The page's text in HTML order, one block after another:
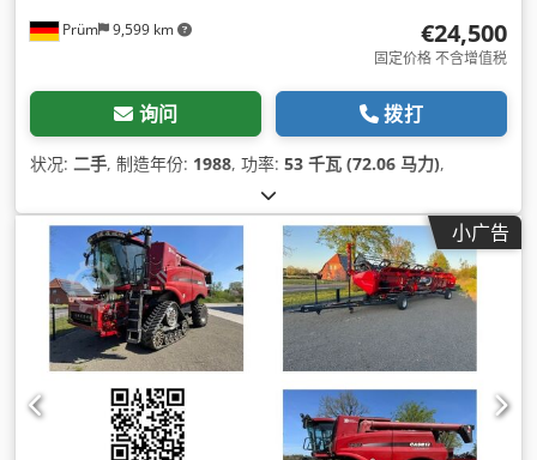
Prüm 9,599 km €24,500
固定价格 不含增值税
询问 拨打
状况: 二手, 制造年份: 1988, 功率: 53 千瓦 (72.06 马力),
小广告